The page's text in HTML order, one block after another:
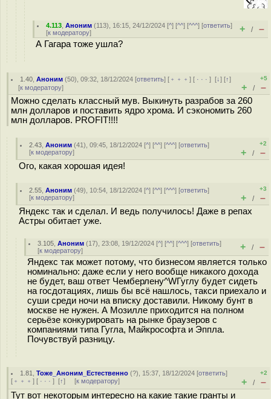
4.113 ,Аноним (113), 16:15, 24/12/2024 [^] [^^] [^^^] [ответить]
[к модератору] + / –
А Гагара тоже ушла?
1.40 ,Аноним (50), 09:32, 18/12/2024 [ответить] [ ﹢﹢﹢] [ · · ·][↓] [↑]
[к модератору]
+5
+ / –
Можно сделать классный мув. Выкинуть разрабов за 260
млн долларов и поставить ядро хрома. И сэкономить 260
млн долларов. PROFIT!!!!
2.43 ,Аноним (41), 09:45, 18/12/2024 [^] [^^] [^^^] [ответить]
[к модератору]
+2
+ / –
Ого, какая хорошая идея!
2.55 ,Аноним (49), 10:54, 18/12/2024 [^] [^^] [^^^] [ответить]
[к модератору]
+3
+ / –
Яндекс так и сделал. И ведь получилось! Даже в репах
Астры обитает уже.
3.105 ,Аноним (17), 23:08, 19/12/2024 [^] [^^] [^^^] [ответить]
[к модератору] + / –
Яндекс так может потому, что бизнесом является только
номинально: даже если у него вообще никакого дохода
не будет, ваш ответ Чемберлену^WГуглу будет сидеть
на госдотациях, лишь бы всё нашлось, такси приехало и
суши среди ночи на вписку доставили. Никому бунт в
москве не нужен. А Мозилле приходится на полном
серьёзе конкурировать на рынке браузеров с
компаниями типа Гугла, Майкрософта и Эппла.
Почувствуй разницу.
1.81 ,Тоже_Аноним_Естественно (?), 15:37, 18/12/2024 [ответить]
[ ﹢﹢﹢ ] [ · · · ] [↑] [к модератору]
+2
+ / –
Тут вот некоторым интересно на какие такие гранты и